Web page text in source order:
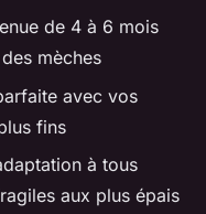
de 4 à 6 mois
mèches
avec vos
fins
à tous
aux plus épais